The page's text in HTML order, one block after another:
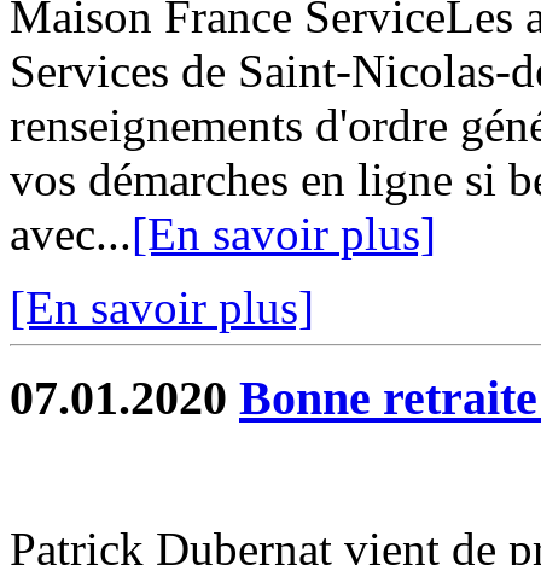
Maison France ServiceLes
Services de Saint-Nicolas-
renseignements d'ordre
vos démarches en ligne si
avec...[En savoir plus]
[En savoir plus]
07.01.2020 Bonne
Patrick Dubernat vient de